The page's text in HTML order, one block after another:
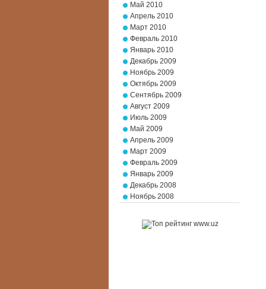
Май 2010
Апрель 2010
Март 2010
Февраль 2010
Январь 2010
Декабрь 2009
Ноябрь 2009
Октябрь 2009
Сентябрь 2009
Август 2009
Июль 2009
Май 2009
Апрель 2009
Март 2009
Февраль 2009
Январь 2009
Декабрь 2008
Ноябрь 2008